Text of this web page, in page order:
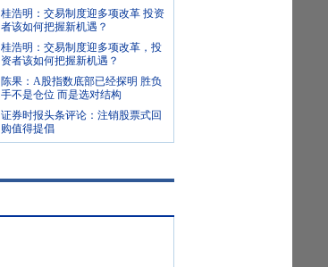
桂浩明：交易制度迎多项改革 投资
者该如何把握新机遇？
桂浩明：交易制度迎多项改革，投
资者该如何把握新机遇？
陈果：A股指数底部已经探明 胜负
手不是仓位 而是选对结构
证券时报头条评论：注销股票式回
购值得提倡